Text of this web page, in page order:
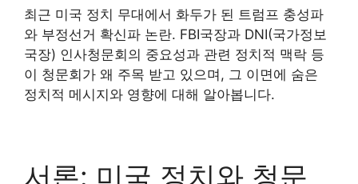
최근 미국 정치 무대에서 화두가 된 트럼프 충성파
와 부정선거 확신파 논란. FBI국장과 DNI(국가정보
국장) 인사청문회의 중요성과 관련 정치적 맥락 등
이 청문회가 왜 주목 받고 있으며, 그 이면에 숨은
정치적 메시지와 영향에 대해 알아봅니다.
서론: 미국 정치와 청문